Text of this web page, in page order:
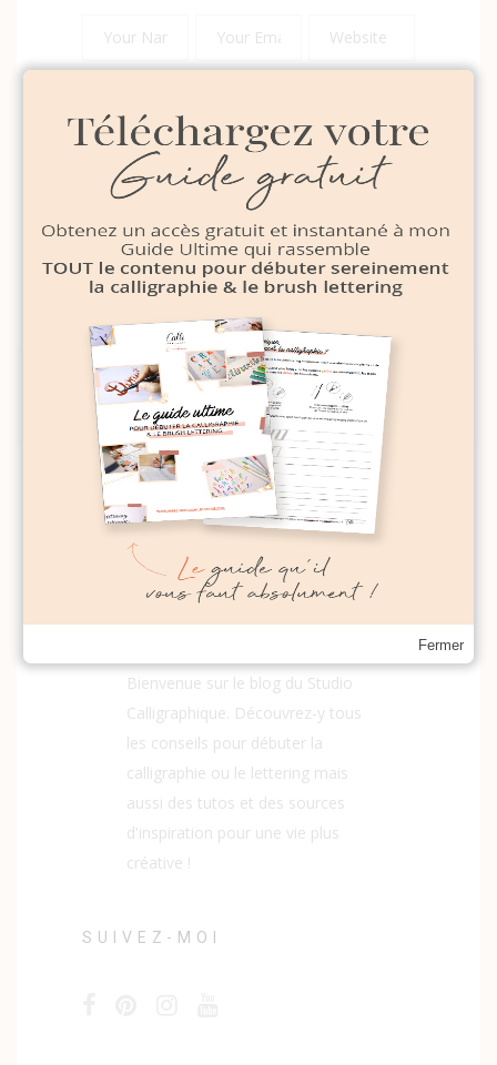
browser for the next time I comment.
Bienvenue sur le blog du Studio
Calligraphique. Découvrez-y tous
les conseils pour débuter la
calligraphie ou le lettering mais
aussi des tutos et des sources
d'inspiration pour une vie plus
créative !
SUIVEZ-MOI
Fermer